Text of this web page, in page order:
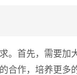
。首先，需要加
合作，培养更多